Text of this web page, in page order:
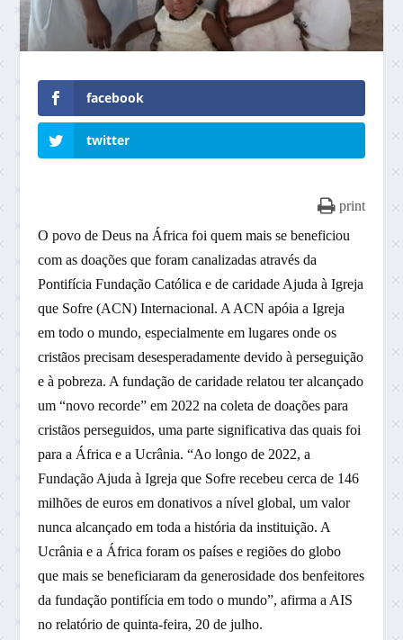
facebook
twitter
print
O povo de Deus na África foi quem mais se beneficiou
com as doações que foram canalizadas através da
Pontifícia Fundação Católica e de caridade Ajuda à Igreja
que Sofre (ACN) Internacional. A ACN apóia a Igreja
em todo o mundo, especialmente em lugares onde os
cristãos precisam desesperadamente devido à perseguição
e à pobreza. A fundação de caridade relatou ter alcançado
um “novo recorde” em 2022 na coleta de doações para
cristãos perseguidos, uma parte significativa das quais foi
para a África e a Ucrânia. “Ao longo de 2022, a
Fundação Ajuda à Igreja que Sofre recebeu cerca de 146
milhões de euros em donativos a nível global, um valor
nunca alcançado em toda a história da instituição. A
Ucrânia e a África foram os países e regiões do globo
que mais se beneficiaram da generosidade dos benfeitores
da fundação pontifícia em todo o mundo”, afirma a AIS
no relatório de quinta-feira, 20 de julho.